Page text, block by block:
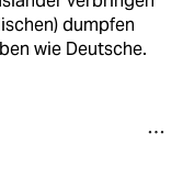
dumpfen
wie Deutsche.